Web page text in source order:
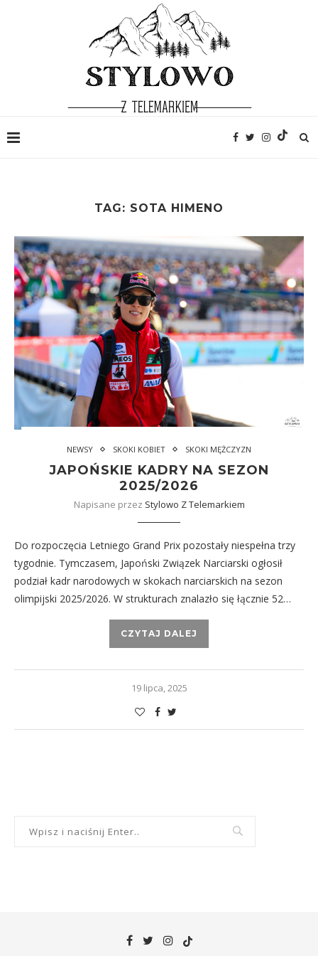
TAG: SOTA HIMENO
NEWSY SKOKI KOBIET SKOKI MĘŻCZYZN
JAPOŃSKIE KADRY NA SEZON
2025/2026
Napisane przez Stylowo Z Telemarkiem
Do rozpoczęcia Letniego Grand Prix pozostały niespełna trzy
tygodnie. Tymczasem, Japoński Związek Narciarski ogłosił
podział kadr narodowych w skokach narciarskich na sezon
olimpijski 2025/2026. W strukturach znalazło się łącznie 52…
CZYTAJ DALEJ
19 lipca, 2025